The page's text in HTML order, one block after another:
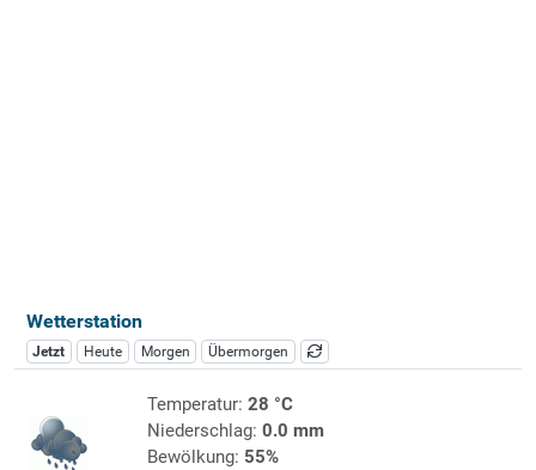
Wetterstation
Jetzt Heute Morgen Übermorgen
Temperatur: 28 °C
Niederschlag: 0.0 mm
Bewölkung: 55%